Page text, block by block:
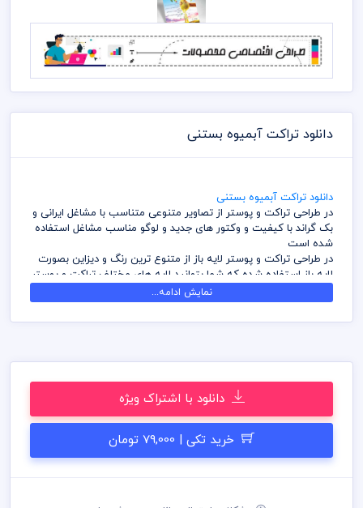
دانلود با اشتراک ویژه
خرید تکی | 79,000 تومان
دانلود تراکت آبمیوه بستنی
دانلود تراکت آبمیوه بستنی
در طراحی تراکت و پوستر از تصاویر متنوعی متناسب با مشاغل ایرانی و
بک گراند با کیفیت و وکتور های جدید و لوگو مناسب مشاغل استفاده
شده است
در طراحی تراکت و پوستر لایه باز از متنوع ترین رنگ و دیزاین بصورت
لایه باز استفاده شده که شما بتوانید لایه های مختلف تراکت و پوستر
را به سلیقه ویرایش و استفاده نمائید
کامل ترین آرشیو لایه باز تراکت و پوستر که می توانید با خیالی راحت
با تهیه بسته های اشتراک ویژه به هزاران طرح لایه باز تراکت و پوستر
الزامی می باشد
کلیه طراحی های تراکت و پوستر بصورت لایه باز و با فرمت فتوشاپ
می باشد که می توانید جهت ویرایش از نرم افزار فتوشاپ استفاده
نمائید
شما می توانید چاپ تراکت و پوستر های موجود در وب سایت میهن
پی اس دی را نزد چاپخانه مجموعه چاپ و در سراسر کشور دریافت
نمایش ادامه...